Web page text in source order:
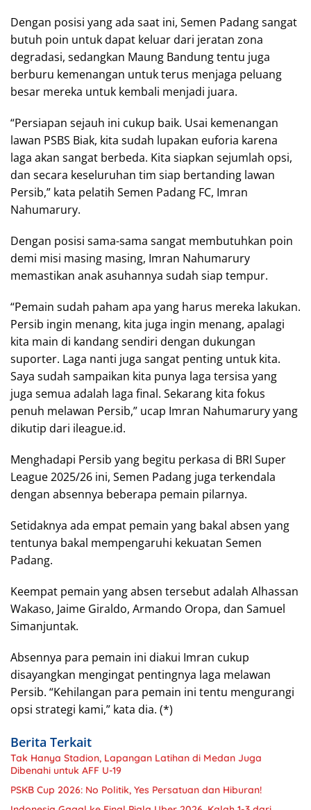
Dengan posisi yang ada saat ini, Semen Padang sangat
butuh poin untuk dapat keluar dari jeratan zona
degradasi, sedangkan Maung Bandung tentu juga
berburu kemenangan untuk terus menjaga peluang
besar mereka untuk kembali menjadi juara.
“Persiapan sejauh ini cukup baik. Usai kemenangan
lawan PSBS Biak, kita sudah lupakan euforia karena
laga akan sangat berbeda. Kita siapkan sejumlah opsi,
dan secara keseluruhan tim siap bertanding lawan
Persib,” kata pelatih Semen Padang FC, Imran
Nahumarury.
Dengan posisi sama-sama sangat membutuhkan poin
demi misi masing masing, Imran Nahumarury
memastikan anak asuhannya sudah siap tempur.
“Pemain sudah paham apa yang harus mereka lakukan.
Persib ingin menang, kita juga ingin menang, apalagi
kita main di kandang sendiri dengan dukungan
suporter. Laga nanti juga sangat penting untuk kita.
Saya sudah sampaikan kita punya laga tersisa yang
juga semua adalah laga final. Sekarang kita fokus
penuh melawan Persib,” ucap Imran Nahumarury yang
dikutip dari ileague.id.
Menghadapi Persib yang begitu perkasa di BRI Super
League 2025/26 ini, Semen Padang juga terkendala
dengan absennya beberapa pemain pilarnya.
Setidaknya ada empat pemain yang bakal absen yang
tentunya bakal mempengaruhi kekuatan Semen
Padang.
Keempat pemain yang absen tersebut adalah Alhassan
Wakaso, Jaime Giraldo, Armando Oropa, dan Samuel
Simanjuntak.
Absennya para pemain ini diakui Imran cukup
disayangkan mengingat pentingnya laga melawan
Persib. “Kehilangan para pemain ini tentu mengurangi
opsi strategi kami,” kata dia. (*)
Berita Terkait
Tak Hanya Stadion, Lapangan Latihan di Medan Juga
Dibenahi untuk AFF U-19
PSKB Cup 2026: No Politik, Yes Persatuan dan Hiburan!